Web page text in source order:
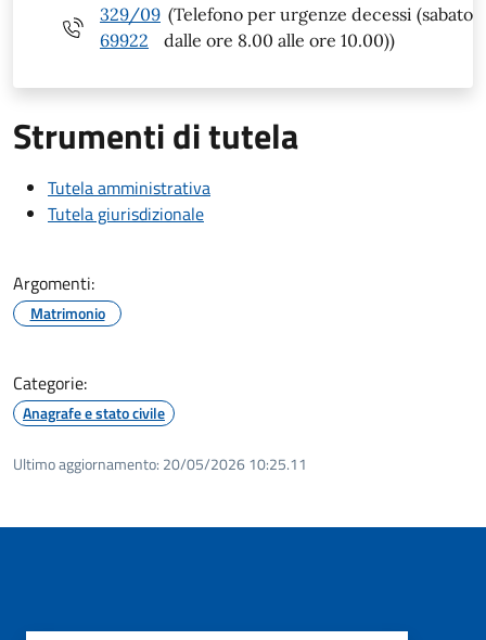
329/09
69922
(Telefono per urgenze decessi (sabato
dalle ore 8.00 alle ore 10.00))
Strumenti di tutela
Tutela amministrativa
Tutela giurisdizionale
Argomenti:
Matrimonio
Categorie:
Anagrafe e stato civile
Ultimo aggiornamento: 20/05/2026 10:25.11